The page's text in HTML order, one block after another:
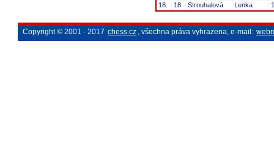
18.
18 Strouhalová Lenka
Copyright © 2001 - 2017 chess.cz , všechna práva vyhrazena, e-mail: